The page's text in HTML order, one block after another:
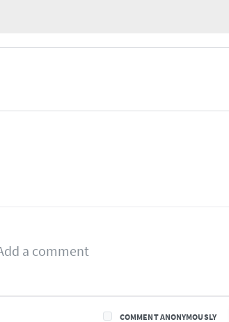
COMMENT ANONYMOUSLY